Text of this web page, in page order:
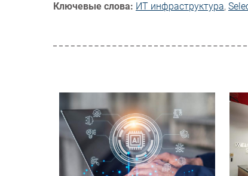
Ключевые слова: ИТ инфраструктура,